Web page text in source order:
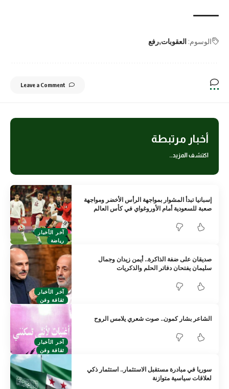
الوسوم: العقوبات رفع
Leave a Comment
أخبار مرتبطة
اكتشف المزيد..
آخر الأخبار
رياضة
إسبانيا تبدأ المشوار بمواجهة الرأس الأخضر ومواجهة
صعبة للسعودية أمام الأوروغواي في كأس العالم
آخر الأخبار
ثقافة وفن
صديقان على ضفة الذاكرة.. أيمن زيدان وجمال
سليمان يفتحان دفاتر الحلم والذكريات
آخر الأخبار
ثقافة وفن
الشاعر بشار كمون.. صوت شعري يلامس الروح
سوريا في مبادرة مستقبل الاستثمار.. استثمار ذكي
لعلاقات سياسية متوازنة